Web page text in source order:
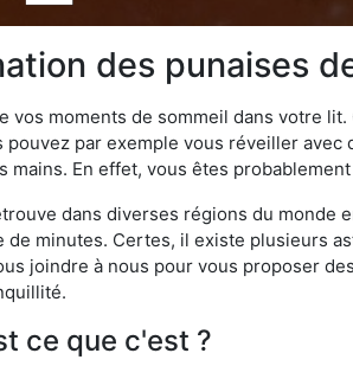
des punaises
moments de sommeil dans votre
par exemple vous réveiller
mains. En effet, vous êtes
dans diverses régions du monde
minutes. Certes, il existe plusieurs
joindre à nous pour vous proposer
ce que c'est ?